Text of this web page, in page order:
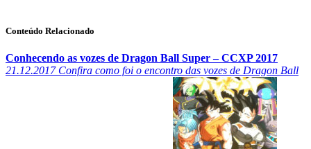
Conteúdo Relacionado
Conhecendo as vozes de Dragon Ball Super – CCXP 2017
21.12.2017Confira como foi o encontro das vozes de Dragon Ball